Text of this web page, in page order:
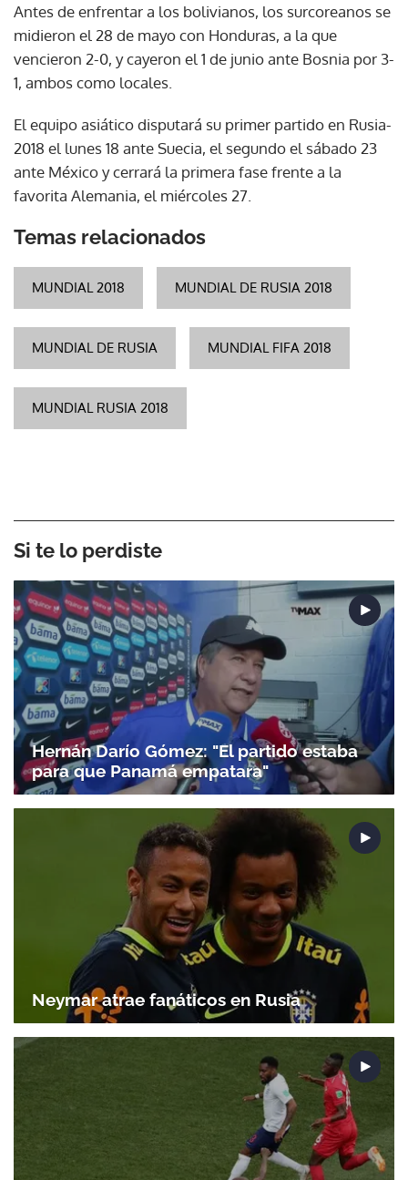
Antes de enfrentar a los bolivianos, los surcoreanos se
midieron el 28 de mayo con Honduras, a la que
vencieron 2-0, y cayeron el 1 de junio ante Bosnia por 3-
1, ambos como locales.
El equipo asiático disputará su primer partido en Rusia-
2018 el lunes 18 ante Suecia, el segundo el sábado 23
ante México y cerrará la primera fase frente a la
favorita Alemania, el miércoles 27.
Temas relacionados
MUNDIAL 2018 MUNDIAL DE RUSIA 2018
MUNDIAL DE RUSIA MUNDIAL FIFA 2018
MUNDIAL RUSIA 2018
Si te lo perdiste
Hernán Darío Gómez: "El partido estaba
para que Panamá empatara"
Neymar atrae fanáticos en Rusia